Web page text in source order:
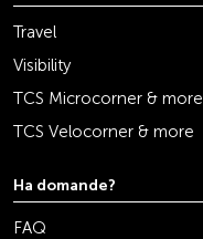
Travel
Visibility
TCS Microcorner & more
TCS Velocorner & more
Ha domande?
FAQ